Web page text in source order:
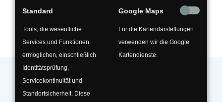
normalen Abfallkreislauf gelangen.
Standard
Tools, die wesentliche
Services und Funktionen
ermöglichen, einschließlich
Identitätsprüfung,
Servicekontinuität und
Standortsicherheit. Diese
Google Maps
Für die Kartendarstellungen
verwenden wir die Google
Kartendienste.